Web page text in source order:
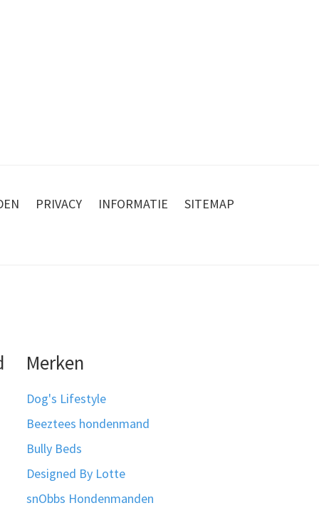
PRIVACY INFORMATIE SITEMAP
Merken
Dog's Lifestyle
Beeztees hondenmand
Bully Beds
Designed By Lotte
snObbs Hondenmanden